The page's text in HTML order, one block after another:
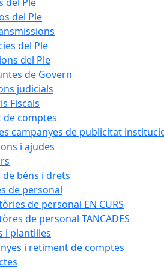
del Ple
del Ple
del Ple
de Govern
judicials
Fiscals
de comptes
campanyes de publicitat
i ajudes
béns i drets
de personal
de personal EN CURS
de personal TANCADES
i plantilles
i retiment de comptes